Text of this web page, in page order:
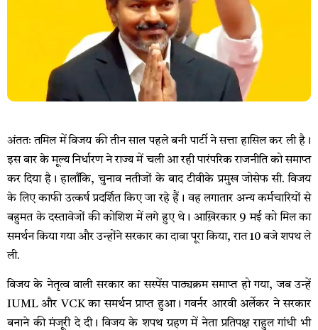
अंततः तमिल में विजय की तीन साल पहले बनी पार्टी ने सत्ता हासिल कर ली है।
इस बार के मूल्य निर्धारण ने राज्य में चली आ रही पारंपरिक राजनीति को समाप्त
कर दिया है। हालाँकि, चुनाव नतीजों के बाद टीवीके प्रमुख जोसेफ सी. विजय
के लिए काफी उत्कर्ष प्रदर्शित किए जा रहे हैं। वह लगातार अन्य कर्मचारियों से
बहुमत के दस्तावेजों की कोशिश में लगे हुए थे। आख़िरकार 9 मई को मिल का
समर्थन किया गया और उन्होंने सरकार का दावा पूरा किया, रात 10 बजे शपथ ले
ली.
विजय के नेतृत्व वाली सरकार का सस्पेंस पाठ्यक्रम समाप्त हो गया, जब उन्हें
IUML और VCK का समर्थन प्राप्त हुआ। गवर्नर आरवी अर्लेकर ने सरकार
बनाने की मंजूरी दे दी। विजय के शपथ ग्रहण में नेता प्रतिपक्ष राहुल गांधी भी